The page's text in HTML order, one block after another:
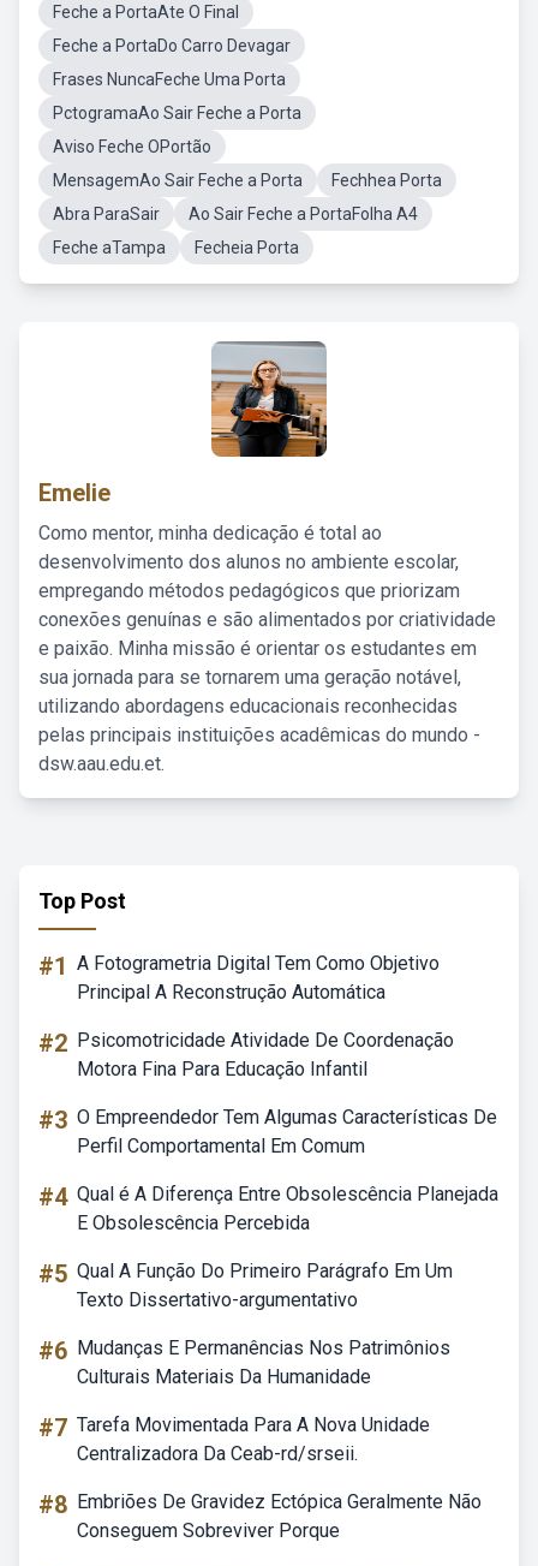
Feche a PortaAte O Final
Feche a PortaDo Carro Devagar
Frases NuncaFeche Uma Porta
PctogramaAo Sair Feche a Porta
Aviso Feche OPortão
MensagemAo Sair Feche a Porta
Fechhea Porta
Abra ParaSair
Ao Sair Feche a PortaFolha A4
Feche aTampa
Fecheia Porta
Emelie
Como mentor, minha dedicação é total ao
desenvolvimento dos alunos no ambiente escolar,
empregando métodos pedagógicos que priorizam
conexões genuínas e são alimentados por criatividade
e paixão. Minha missão é orientar os estudantes em
sua jornada para se tornarem uma geração notável,
utilizando abordagens educacionais reconhecidas
pelas principais instituições acadêmicas do mundo -
dsw.aau.edu.et.
Top Post
#1 A Fotogrametria Digital Tem Como Objetivo
Principal A Reconstrução Automática
#2 Psicomotricidade Atividade De Coordenação
Motora Fina Para Educação Infantil
#3 O Empreendedor Tem Algumas Características De
Perfil Comportamental Em Comum
#4 Qual é A Diferença Entre Obsolescência Planejada
E Obsolescência Percebida
#5 Qual A Função Do Primeiro Parágrafo Em Um
Texto Dissertativo-argumentativo
#6 Mudanças E Permanências Nos Patrimônios
Culturais Materiais Da Humanidade
#7 Tarefa Movimentada Para A Nova Unidade
Centralizadora Da Ceab-rd/srseii.
#8 Embriões De Gravidez Ectópica Geralmente Não
Conseguem Sobreviver Porque